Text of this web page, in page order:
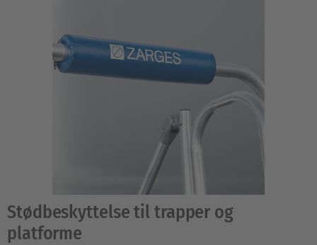
Stødbeskyttelse til trapper og
platforme